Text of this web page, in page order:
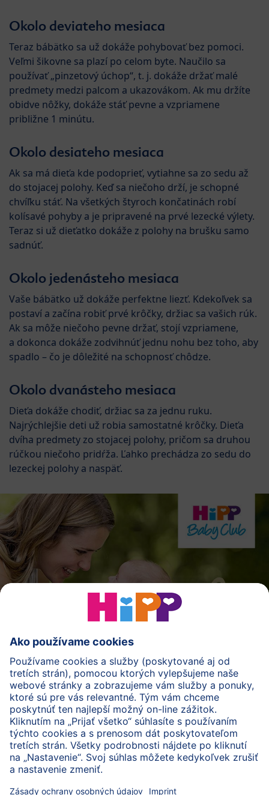
Okolo deviateho mesiaca
Teraz bábätko sa už dokáže pohybovať bez pomoci.
Veľmi šikovne sa plazí po celom byte. Naučilo sa
používať „pinzetový úchop“, t. j. dokáže držať malé
predmety medzi palcom a ukazovákom. Ak mu držíte
obidve nôžky, dokáže stáť pevne a vzpriamene
približne 1 minútu.
Okolo desiateho mesiaca
Ak sa má dieťa kde podoprieť, vytiahne sa zo sedu až
do stojacej polohy. Keď sa niečoho drží, je schopné
chvíľku stáť. Na všetkých štyroch končatinách robí
kolísavé pohyby a je pripravené na prvé lezecké výlety.
Teraz si už dieťatko dokáže z polohy na brušku samo
sadnúť.
Okolo jedenásteho mesiaca
Vaše bábätko už dokáže perfektne liezť. Kdekoľvek sa
postaví a začína robiť prvé krôčky, držiac sa vašich rúk.
Ak sa môže niečoho pevne držať, stojí vzpriamene,
a dokonca dokáže zodvihnúť jednu nohu bez toho, aby
spadlo – čo je dôležité na schopnosť chôdze.
Okolo dvanásteho mesiaca
Dieťa dokáže chodiť, držiac sa za jednu ruku.
Najrýchlejšie deti už robia samostatné krôčky. Dieťa
dvíha predmety zo stojacej polohy, pričom sa druhou
rúčkou niečoho pridŕža. Ľahko prechádza zo sedu do
lezeckej polohy a naspäť.
Registrácia
Viac z:Sprievodca
späť na začiatok